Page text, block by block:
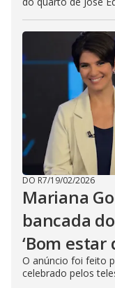
DO R7/19/02/2026
Mariana
bancada
‘Bom estar
O anúncio foi feito
celebrado pelos